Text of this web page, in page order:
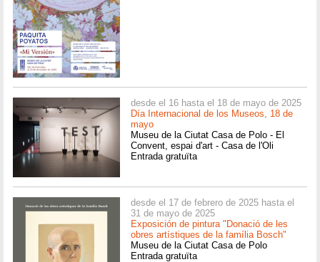
desde el 16 hasta el 18 de mayo de 2025
Día Internacional de los Museos, 18 de
mayo
Museu de la Ciutat Casa de Polo - El
Convent, espai d'art - Casa de l'Oli
Entrada gratuïta
desde el 17 de febrero de 2025 hasta el
31 de mayo de 2025
Exposición de pintura "Donació de les
obres artístiques de la família Bosch"
Museu de la Ciutat Casa de Polo
Entrada gratuïta